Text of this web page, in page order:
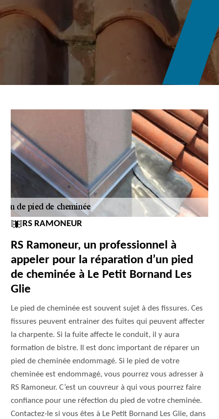
RS RAMONEUR
RS Ramoneur, un professionnel à
appeler pour la réparation d’un pied
de cheminée à Le Petit Bornand Les
Glie
Le pied de cheminée est souvent sujet à des fissures. Ces
fissures peuvent entrainer des fuites qui peuvent affecter
la charpente. Si la fuite affecte le conduit, il y aura
formation de bistre. Il est donc important de réparer un
pied de cheminée endommagé. Si le pied de votre
cheminée est endommagé, vous pourrez vous adresser à
RS Ramoneur. C’est un couvreur à qui vous pourrez faire
confiance pour une réfection du pied de votre cheminée.
Contactez-le si vous êtes à Le Petit Bornand Les Glie, dans